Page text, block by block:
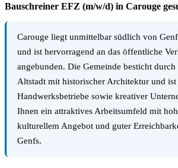
Bauschreiner EFZ (m/w/d) in Carouge
Carouge liegt unmittelbar südlich von
und ist hervorragend an das öffentliche
angebunden. Die Gemeinde besticht durch
Altstadt mit historischer Architektur und
Handwerksbetriebe sowie kreativer
Ihnen ein attraktives Arbeitsumfeld mit
kulturellem Angebot und guter
Genfs.